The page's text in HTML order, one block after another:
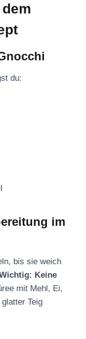
du:
im
bis sie weich
Keine
mit Mehl, Ei,
Teig